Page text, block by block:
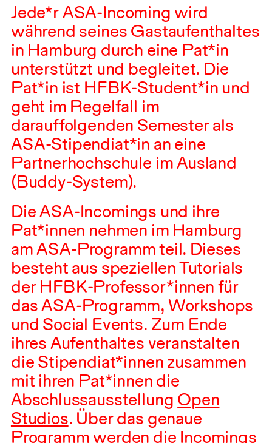
Jede*rASA-Incoming wird
während seines Gastaufenthaltes
in Hamburg durch eine Pat*in
unterstützt und begleitet. Die
Pat*in ist HFBK-Student*in und
geht im Regelfall im
darauffolgenden Semester als
ASA-Stipendiat*in an eine
Partnerhochschule im Ausland
(Buddy-System).
DieASA-Incomings und ihre
Pat*innen nehmen im Hamburg
amASA-Programm teil. Dieses
besteht aus speziellen Tutorials
der HFBK-Professor*innen für
dasASA-Programm, Workshops
und Social Events. Zum Ende
ihres Aufenthaltes veranstalten
die Stipendiat*innen zusammen
mit ihren Pat*innen die
Abschlussausstellung Open
Studios. Über das genaue
Programm werden die Incomings